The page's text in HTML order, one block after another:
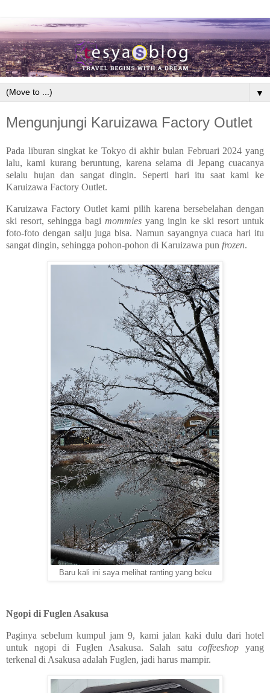
▼
Mengunjungi Karuizawa Factory Outlet
Pada liburan singkat ke Tokyo di akhir bulan Februari 2024 yang
lalu, kami kurang beruntung, karena selama di Jepang cuacanya
selalu hujan dan sangat dingin. Seperti hari itu saat kami ke
Karuizawa Factory Outlet.
Karuizawa Factory Outlet kami pilih karena bersebelahan dengan
ski resort, sehingga bagi mommies yang ingin ke ski resort untuk
foto-foto dengan salju juga bisa. Namun sayangnya cuaca hari itu
sangat dingin, sehingga pohon-pohon di Karuizawa pun frozen.
Baru kali ini saya melihat ranting yang beku
Ngopi di Fuglen Asakusa
Paginya sebelum kumpul jam 9, kami jalan kaki dulu dari hotel
untuk ngopi di Fuglen Asakusa. Salah satucoffeeshop yang
terkenal di Asakusa adalah Fuglen, jadi harus mampir.